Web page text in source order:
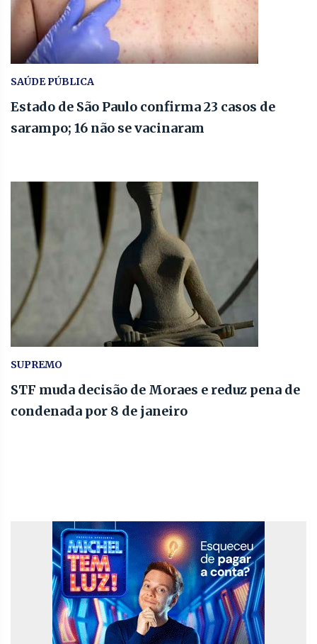
SAÚDE PÚBLICA
Estado de São Paulo confirma 23 casos de
sarampo; 16 não se vacinaram
SUPREMO
STF muda decisão de Moraes e reduz pena de
condenada por 8 de janeiro